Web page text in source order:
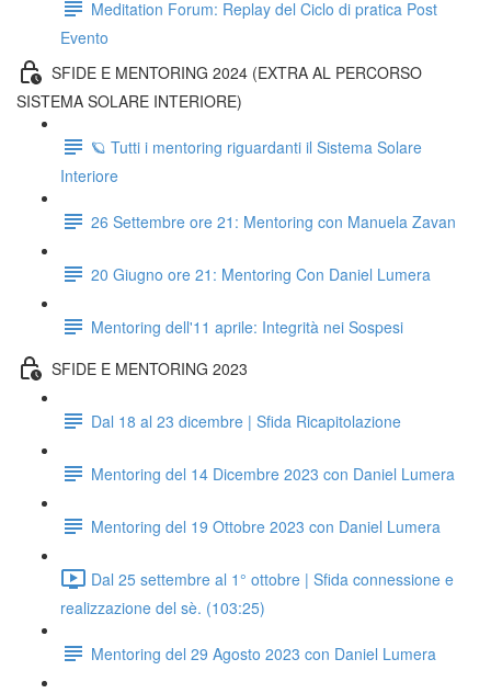
Meditation Forum: Replay del Ciclo di pratica Post
Evento
SFIDE E MENTORING 2024 (EXTRA AL PERCORSO
SISTEMA SOLARE INTERIORE)
🪐 Tutti i mentoring riguardanti il Sistema Solare
Interiore
26 Settembre ore 21: Mentoring con Manuela Zavan
20 Giugno ore 21: Mentoring Con Daniel Lumera
Mentoring dell'11 aprile: Integrità nei Sospesi
SFIDE E MENTORING 2023
Dal 18 al 23 dicembre | Sfida Ricapitolazione
Mentoring del 14 Dicembre 2023 con Daniel Lumera
Mentoring del 19 Ottobre 2023 con Daniel Lumera
Dal 25 settembre al 1° ottobre | Sfida connessione e
realizzazione del sè. (103:25)
Mentoring del 29 Agosto 2023 con Daniel Lumera